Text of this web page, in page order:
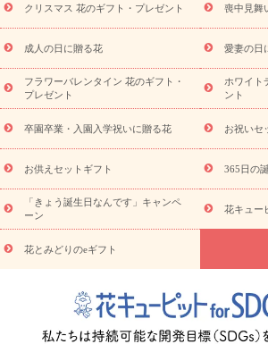
ビジネス用
ご自宅用 観葉植物 ミデ
ドフラワー
スタイルから探す アレン
ンド花
お祝い お供え・お悔やみ 胡蝶
ディ胡蝶蘭・お祝い
ミディ胡蝶蘭・お供え
観葉植物
観葉植物 産直多肉植物
プ
お祝い
お供え・お悔やみ 花とセットギ
プチギフト（hanamore -ハナモア-）
花と
キューピットのeGfit
カラー ピンク イ
ド
お花の種類 トルコキキ
お祝い お祝い・3000円～ お祝い・
5000円～
お祝い・7000円～ お祝い・
悔やみ
円～
お供え・お悔やみ・
読み物
いのマナー
定年退職祝いのマナー
お祝
花キューピットのお祝いコラム一覧
彩心理学」で選ぶ方法
結婚祝いの予算相場
クリスマス 花のギフト・プレゼント 喪中見舞
成人の日に贈る花 愛妻の日
フラワーバレンタイン 花のギフト・
プレゼント
ホワイト
ント
卒園卒業・入園入学祝いに贈る花 お祝いセ
お供えセットギフト 365日の
「きょう誕生日なんです」キャンペ
ーン
花キュー
花とみどりのeギフト